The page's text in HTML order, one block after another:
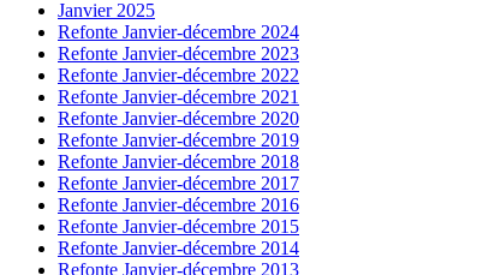
Janvier 2025
Refonte Janvier-décembre 2024
Refonte Janvier-décembre 2023
Refonte Janvier-décembre 2022
Refonte Janvier-décembre 2021
Refonte Janvier-décembre 2020
Refonte Janvier-décembre 2019
Refonte Janvier-décembre 2018
Refonte Janvier-décembre 2017
Refonte Janvier-décembre 2016
Refonte Janvier-décembre 2015
Refonte Janvier-décembre 2014
Refonte Janvier-décembre 2013